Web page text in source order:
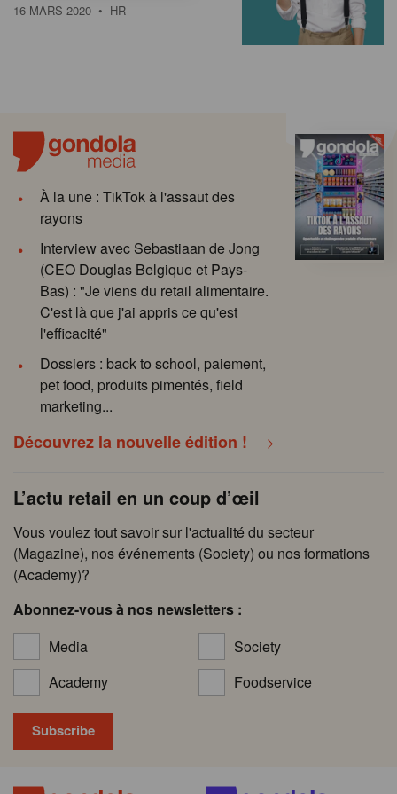
16 MARS 2020 • HR
À la une : TikTok à l'assaut des
rayons
Interview avec Sebastiaan de Jong
(CEO Douglas Belgique et Pays-
Bas) : "Je viens du retail alimentaire.
C'est là que j'ai appris ce qu'est
l'efficacité"
Dossiers : back to school, paiement,
pet food, produits pimentés, field
marketing...
Découvrez la nouvelle édition !
L’actu retail en un coup d’œil
Vous voulez tout savoir sur l'actualité du secteur
(Magazine), nos événements (Society) ou nos formations
(Academy)?
Abonnez-vous à nos newsletters :
Media
Society
Academy
Foodservice